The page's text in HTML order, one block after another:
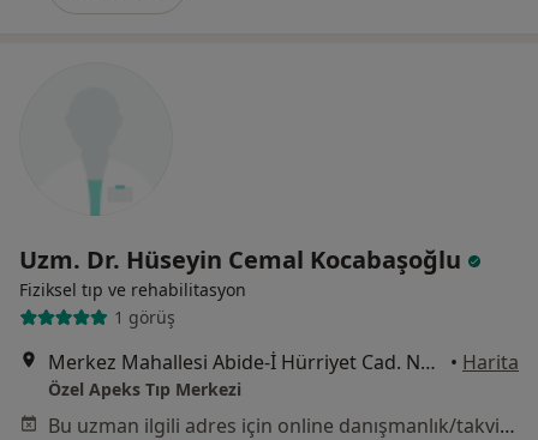
Uzm. Dr. Hüseyin Cemal Kocabaşoğlu
Fiziksel tıp ve rehabilitasyon
1 görüş
Merkez Mahallesi Abide-İ Hürriyet Cad. No:103, İstanbul • Harita
Özel Apeks Tıp Merkezi
Bu uzman ilgili adres için online danışmanlık/takvim sunmuyor.